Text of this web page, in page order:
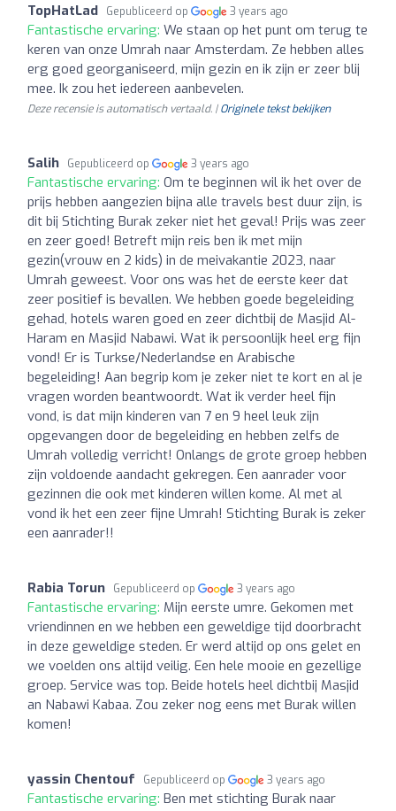
TopHatLad Gepubliceerd op 3 years ago
Fantastische ervaring: We staan op het punt om terug te
keren van onze Umrah naar Amsterdam. Ze hebben alles
erg goed georganiseerd, mijn gezin en ik zijn er zeer blij
mee. Ik zou het iedereen aanbevelen.
Deze recensie is automatisch vertaald. |Originele tekst bekijken
Salih Gepubliceerd op 3 years ago
Fantastische ervaring: Om te beginnen wil ik het over de
prijs hebben aangezien bijna alle travels best duur zijn, is
dit bij Stichting Burak zeker niet het geval! Prijs was zeer
en zeer goed! Betreft mijn reis ben ik met mijn
gezin(vrouw en 2 kids) in de meivakantie 2023, naar
Umrah geweest. Voor ons was het de eerste keer dat
zeer positief is bevallen. We hebben goede begeleiding
gehad, hotels waren goed en zeer dichtbij de Masjid Al-
Haram en Masjid Nabawi. Wat ik persoonlijk heel erg fijn
vond! Er is Turkse/Nederlandse en Arabische
begeleiding! Aan begrip kom je zeker niet te kort en al je
vragen worden beantwoordt. Wat ik verder heel fijn
vond, is dat mijn kinderen van 7 en 9 heel leuk zijn
opgevangen door de begeleiding en hebben zelfs de
Umrah volledig verricht! Onlangs de grote groep hebben
zijn voldoende aandacht gekregen. Een aanrader voor
gezinnen die ook met kinderen willen kome. Al met al
vond ik het een zeer fijne Umrah! Stichting Burak is zeker
een aanrader!!
Rabia Torun Gepubliceerd op 3 years ago
Fantastische ervaring: Mijn eerste umre. Gekomen met
vriendinnen en we hebben een geweldige tijd doorbracht
in deze geweldige steden. Er werd altijd op ons gelet en
we voelden ons altijd veilig. Een hele mooie en gezellige
groep. Service was top. Beide hotels heel dichtbij Masjid
an Nabawi Kabaa. Zou zeker nog eens met Burak willen
komen!
yassin Chentouf Gepubliceerd op 3 years ago
Fantastische ervaring: Ben met stichting Burak naar